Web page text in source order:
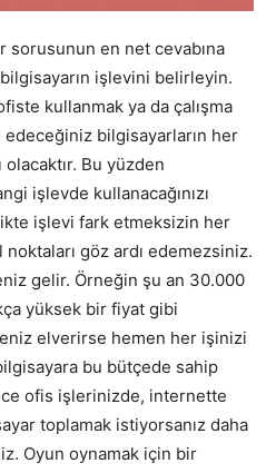
sorusunun en net cevabına
işlevini belirleyin.
kullanmak ya da çalışma
bilgisayarların her
Bu yüzden
işlevde kullanacağınızı
işlevi fark etmeksizin her
göz ardı edemezsiniz.
gelir. Örneğin şu an 30.000
yüksek bir fiyat gibi
elverirse hemen her işinizi
bu bütçede sahip
ofis işlerinizde, internette
toplamak istiyorsanız daha
Oyun oynamak için bir